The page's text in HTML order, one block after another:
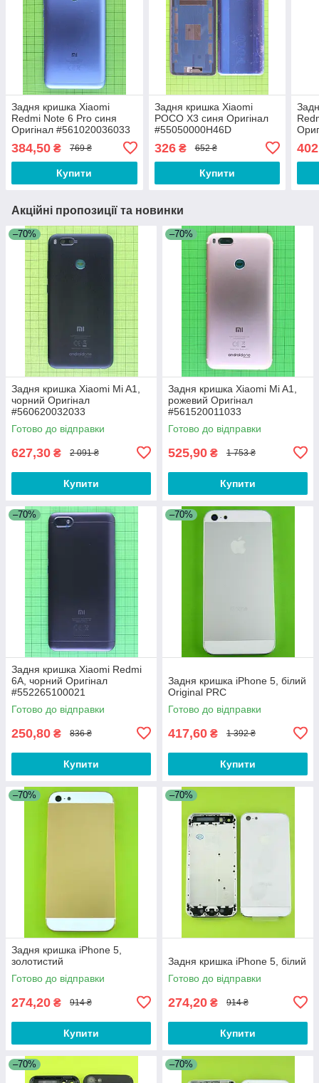
Задня кришка Xiaomi
Redmi Note 6 Pro синя
Оригінал #561020036033
384,50 ₴ 769 ₴
Купити
Задня кришка Xiaomi
POCO X3 синя Оригінал
#55050000H46D
326₴ 652 ₴
Купити
Акційні пропозиції та новинки
–70%
Задня кришка Xiaomi Mi A1,
чорний Оригінал
#560620032033
Готово до відправки
627,30 ₴ 2 091 ₴
Купити
–70%
Задня кришка Xiaomi Mi A1,
рожевий Оригінал
#561520011033
Готово до відправки
525,90 ₴ 1 753 ₴
Купити
–70%
Задня кришка Xiaomi Redmi
6A, чорний Оригінал
#552265100021
Готово до відправки
250,80 ₴ 836 ₴
Купити
–70%
Задня кришка iPhone 5, білий
Original PRC
Готово до відправки
417,60 ₴ 1 392 ₴
Купити
–70%
Задня кришка iPhone 5,
золотистий
Готово до відправки
274,20 ₴ 914 ₴
Купити
–70%
Задня кришка iPhone 5, білий
Готово до відправки
274,20 ₴ 914 ₴
Купити
–70% –70%